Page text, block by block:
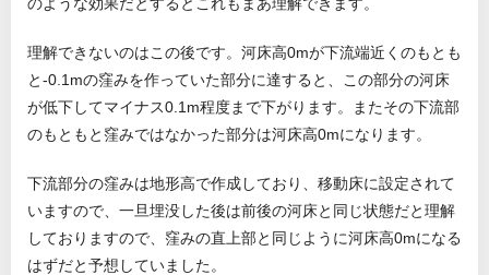
理解できないのはこの後です。河床高0mが下流端近くのもとも
と-0.1mの窪みを作っていた部分に達すると、この部分の河床
が低下してマイナス0.1m程度まで下がります。またその下流部
のもともと窪みではなかった部分は河床高0mになります。
下流部分の窪みは地形高で作成しており、移動床に設定されて
いますので、一旦埋没した後は前後の河床と同じ状態だと理解
しておりますので、窪みの直上部と同じように河床高0mになる
はずだと予想していました。